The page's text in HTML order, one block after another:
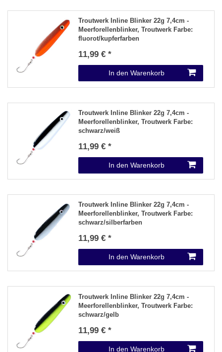
Troutwerk Inline Blinker 22g 7,4cm -
Meerforellenblinker, Troutwerk Farbe:
fluorot/kupferfarben
11,99 € *
In den Warenkorb
Troutwerk Inline Blinker 22g 7,4cm -
Meerforellenblinker, Troutwerk Farbe:
schwarz/weiß
11,99 € *
In den Warenkorb
Troutwerk Inline Blinker 22g 7,4cm -
Meerforellenblinker, Troutwerk Farbe:
schwarz/silberfarben
11,99 € *
In den Warenkorb
Troutwerk Inline Blinker 22g 7,4cm -
Meerforellenblinker, Troutwerk Farbe:
schwarz/gelb
11,99 € *
In den Warenkorb